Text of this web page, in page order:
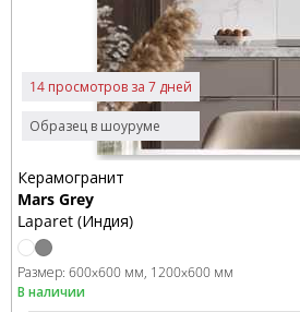
Образец в шоуруме
14 просмотров за 7 дней
Керамогранит
Mars Grey
Laparet (Индия)
Размер: 600x600 мм 1200x600 мм
В наличии